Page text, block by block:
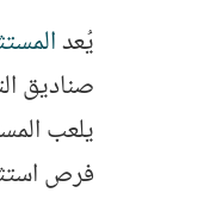
يُعد
صناديق
يلعب
فرص